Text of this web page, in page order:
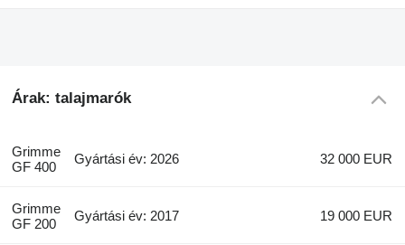
Árak: talajmarók
Grimme
GF 400
Gyártási év: 2026 32 000 EUR
Grimme
GF 200
Gyártási év: 2017 19 000 EUR